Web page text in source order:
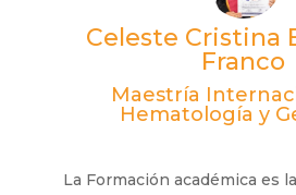
Celeste Cristina
Franco
Maestría
Hematología y
La Formación académica es